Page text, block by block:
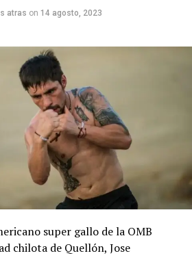
atras on 14 agosto, 2023
super gallo de la OMB
chilota de Quellón, Jose